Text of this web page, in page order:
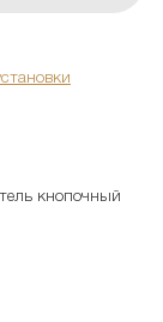
кнопочный